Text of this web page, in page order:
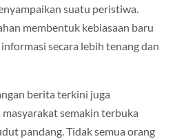
suatu peristiwa.
membentuk kebiasaan baru
secara lebih tenang dan
berita terkini juga
semakin terbuka
pandang. Tidak semua orang